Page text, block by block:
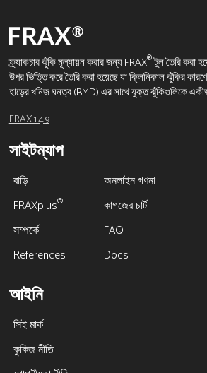
ফ্র্যাকচার ঝুঁকি মূল্যায়ন করার জন্য FRAX®টুল তৈরি করা
উপর ভিত্তি করে তৈরি করা হয়েছে যা ক্লিনিকাল ঝুঁকির
হাড়ের খনিজ ঘনত্ব (BMD) এর সাথে যুক্ত ঝুঁকিগুলিকে
FRAX 1.4.9
সাইটম্যাপ
বাড়ি
অনলাইন গণনা
FRAXplus®
কাগজের চার্ট
সম্পর্কে
FAQ
References
Docs
আইনি
সিই মার্ক
কুকিজ নীতি